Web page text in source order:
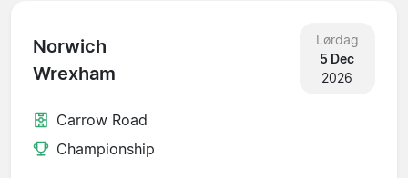
Norwich
Wrexham
Lørdag
5 Dec
2026
Carrow Road
Championship